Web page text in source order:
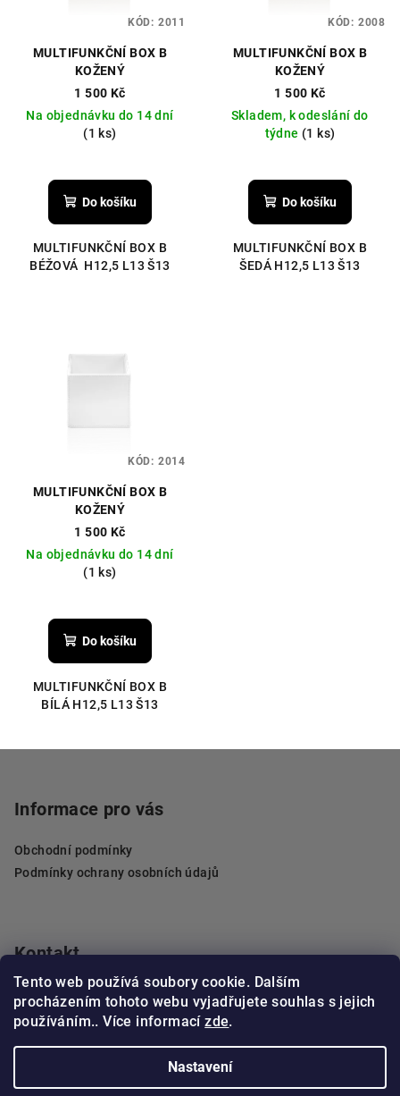
Tento web používá soubory cookie. Dalším
procházením tohoto webu vyjadřujete souhlas s jejich
používáním.. Více informacízde.
Nastavení
MULTIFUNKČNÍ BOX B
KOŽENÝ
1 500 Kč
Na objednávku do 14 dní
(1 ks)
Do košíku
MULTIFUNKČNÍ BOX B
BÉŽOVÁ H12,5 L13 Š13
KÓD: 2011
MULTIFUNKČNÍ BOX B
KOŽENÝ
1 500 Kč
Skladem, k odeslání do
týdne (1 ks)
Do košíku
MULTIFUNKČNÍ BOX B
ŠEDÁ H12,5 L13 Š13
KÓD: 2008
MULTIFUNKČNÍ BOX B
KOŽENÝ
1 500 Kč
Na objednávku do 14 dní
(1 ks)
Do košíku
MULTIFUNKČNÍ BOX B
BÍLÁ H12,5 L13 Š13
KÓD: 2014
Informace pro vás
Obchodní podmínky
Podmínky ochrany osobních údajů
Kontakt
objednavky @
pelzerdecor.cz
602 461 596